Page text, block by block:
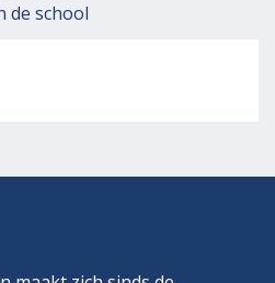
de school